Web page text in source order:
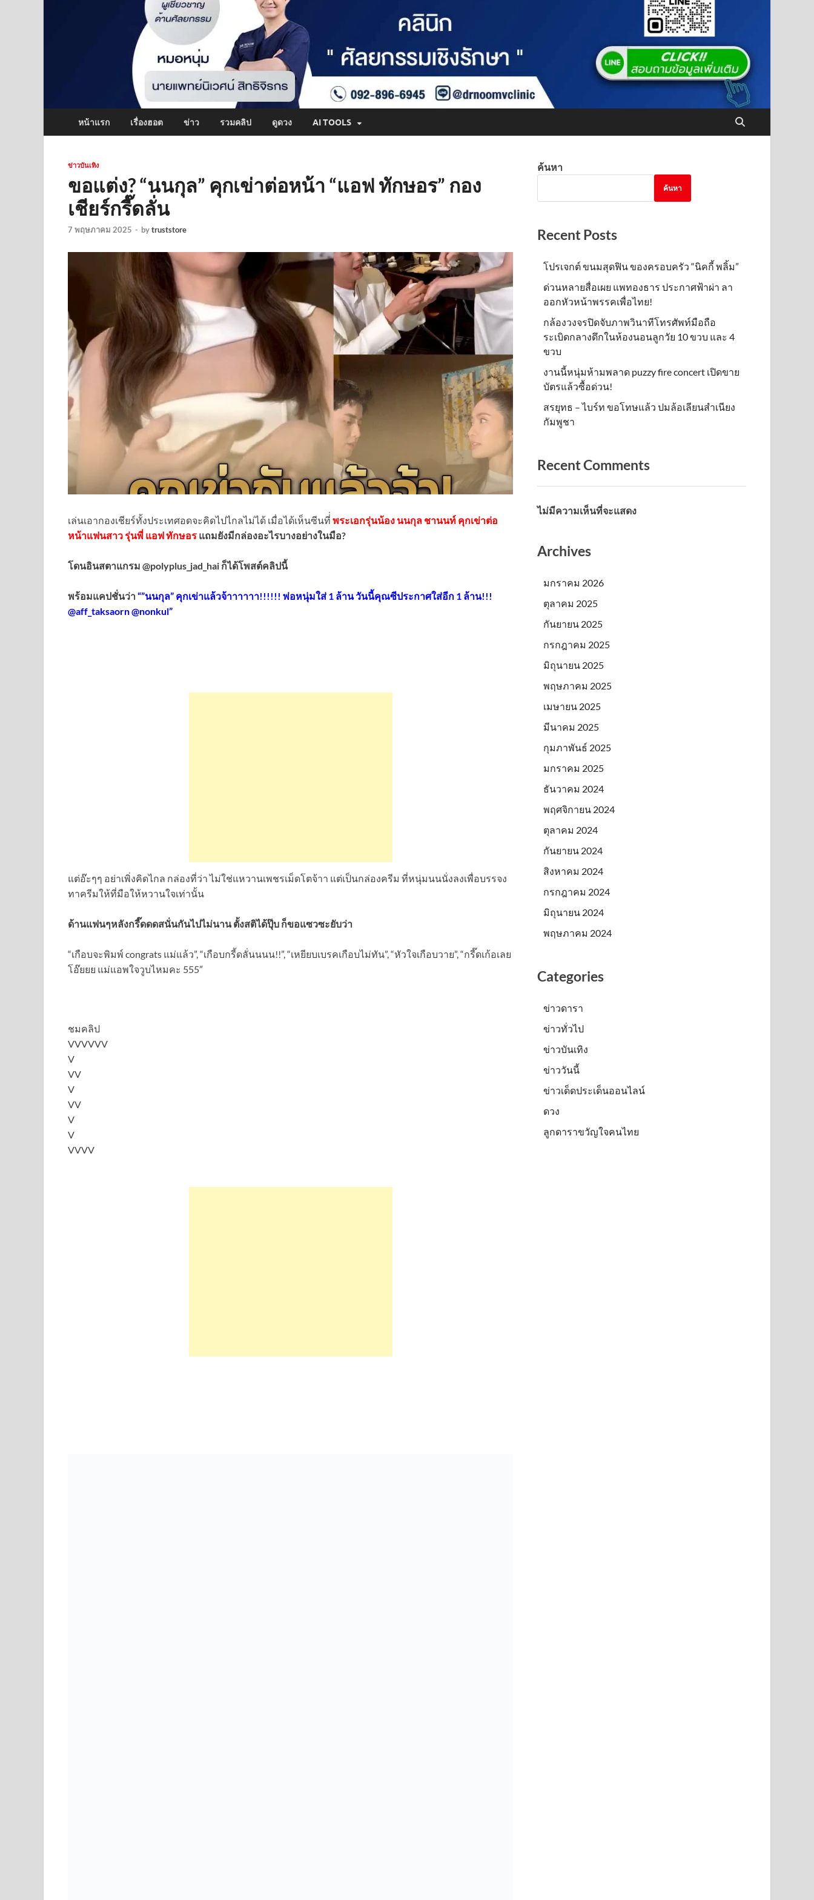
หน้าแรก เรื่องฮอต ข่าว รวมคลิป ดูดวง AI TOOLS
ข่าวบันเทิง
ขอแต่ง? “นนกุล” คุกเข่าต่อหน้า “แอฟ ทักษอร” กอง
เชียร์กรี๊ดลั่น
7 พฤษภาคม 2025 - bytruststore
เล่นเอากองเชียร์ทั้งประเทศอดจะคิดไปไกลไม่ได้ เมื่อได้เห็นซีนที่่ พระเอกรุ่นน้อง นนกุล ชานนท์ คุกเข่าต่อ
หน้าแฟนสาว รุ่นพี่ แอฟ ทักษอร แถมยังมีกล่องอะไรบางอย่างในมือ?
โดนอินสตาแกรม @polyplus_jad_hai ก็ได้โพสต์คลิปนี้
พร้อมแคปชั่นว่า “”นนกุล” คุกเข่าแล้วจ้าาาาาา!!!!!! พ่อหนุ่มใส่ 1 ล้าน วันนี้คุณซีประกาศใส่อีก 1 ล้าน!!!
@aff_taksaorn @nonkul”
แต่อ๊ะๆๆ อย่าเพิ่งคิดไกล กล่องที่ว่า ไม่ใช่แหวานเพชรเม็ดโตจ้าา แต่เป็นกล่องครีม ที่หนุ่มนนนั่งลงเพื่อบรรจง
ทาครีมให้ที่มือให้หวานใจเท่านั้น
ด้านแฟนๆหลังกรี๊ดดดสนั่นกันไปไม่นาน ตั้งสติได้ปุ๊บ ก็ขอแซวซะยับว่า
“เกือบจะพิมพ์ congrats แม่แล้ว”, “เกือบกรี้ดลั่นนนน!!”, “เหยียบเบรคเกือบไม่ทัน”, “หัวใจเกือบวาย”, “กรี๊ดเก้อเลย
โอ๊ยยย แม่แอพใจวูบไหมคะ 555”
ชมคลิป
VVVVVV
V
VV
V
VV
V
V
VVVV
ค้นหา
ค้นหา
Recent Posts
โปรเจกต์ ขนมสุดฟิน ของครอบครัว “นิคกี้ พลิ้ม”
ด่วนหลายสื่อเผย แพทองธาร ประกาศฟ้าผ่า ลา
ออกหัวหน้าพรรคเพื่อไทย!
กล้องวงจรปิดจับภาพวินาทีโทรศัพท์มือถือ
ระเบิดกลางดึกในห้องนอนลูกวัย 10 ขวบ และ 4
ขวบ
งานนี้หนุ่มห้ามพลาด puzzy fire concert เปิดขาย
บัตรแล้วซื้อด่วน!
สรยุทธ – ไบร์ท ขอโทษแล้ว ปมล้อเลียนสำเนียง
กัมพูชา
Recent Comments
ไม่มีความเห็นที่จะแสดง
Archives
มกราคม 2026
ตุลาคม 2025
กันยายน 2025
กรกฎาคม 2025
มิถุนายน 2025
พฤษภาคม 2025
เมษายน 2025
มีนาคม 2025
กุมภาพันธ์ 2025
มกราคม 2025
ธันวาคม 2024
พฤศจิกายน 2024
ตุลาคม 2024
กันยายน 2024
สิงหาคม 2024
กรกฎาคม 2024
มิถุนายน 2024
พฤษภาคม 2024
Categories
ข่าวดารา
ข่าวทั่วไป
ข่าวบันเทิง
ข่าววันนี้
ข่าวเด็ดประเด็นออนไลน์
ดวง
ลูกดาราขวัญใจคนไทย